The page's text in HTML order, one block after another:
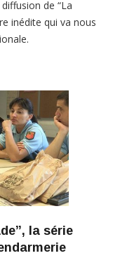
de “La
inédite qui va nous
la série